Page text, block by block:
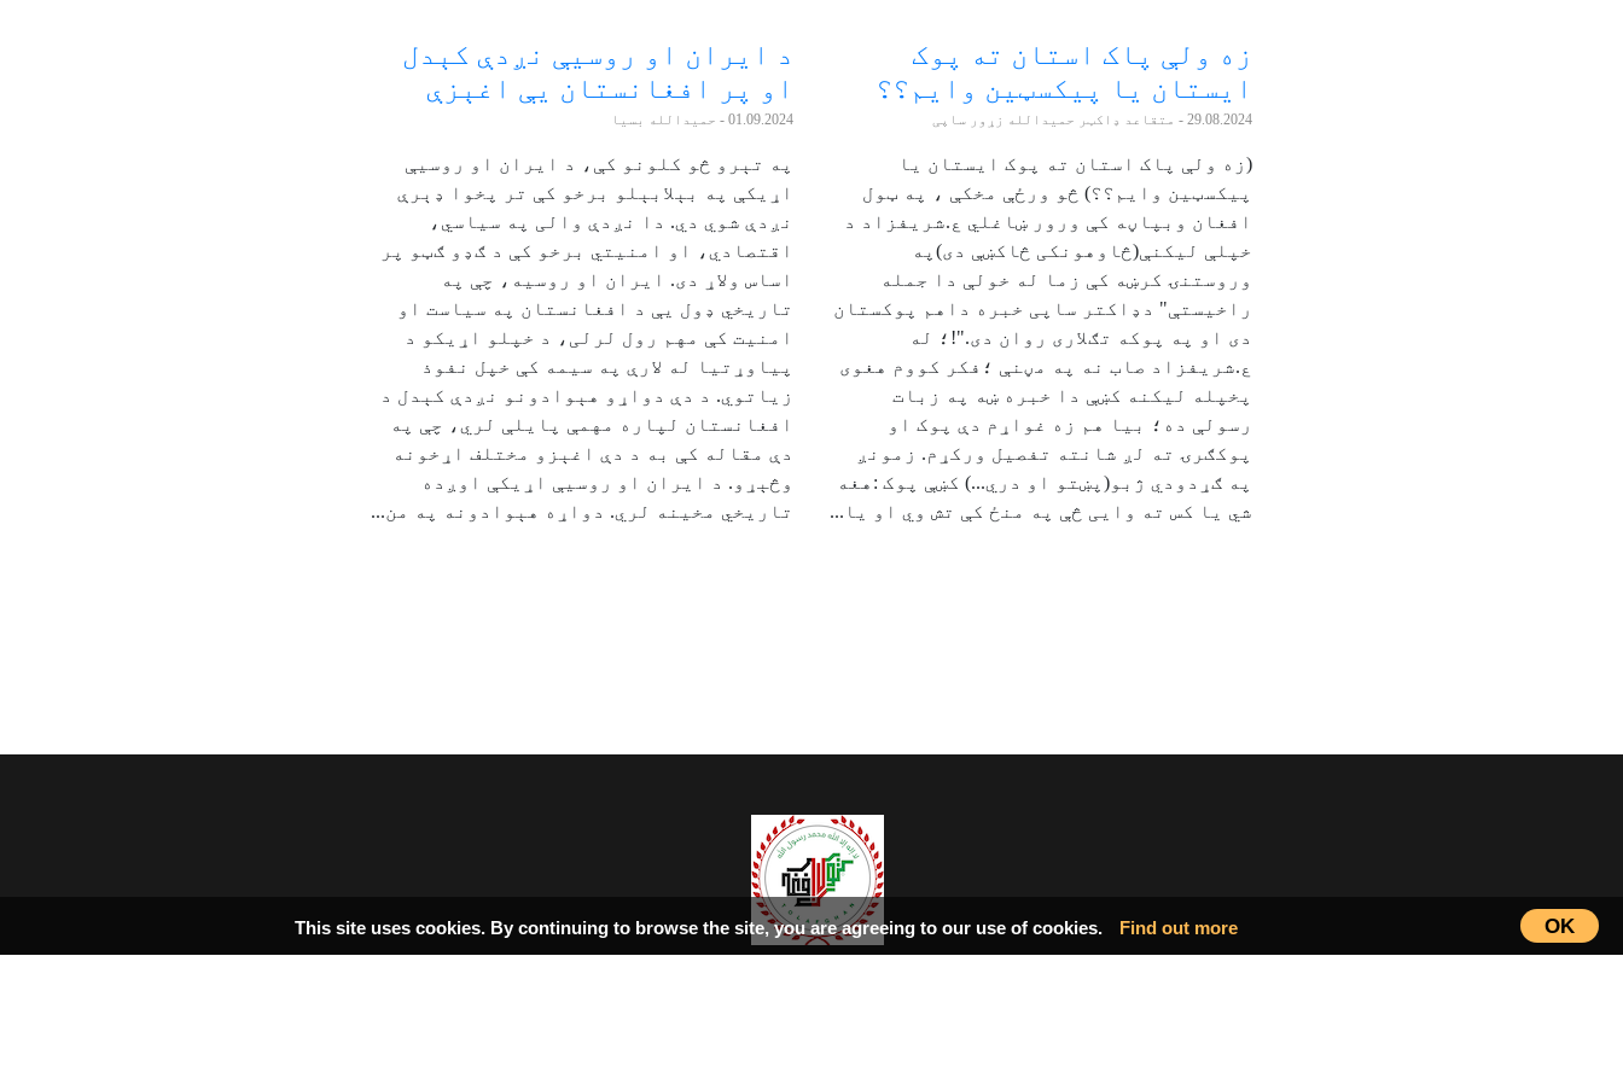
زه ولې پاک استان ته پوک
ایستان یا پیکسټین وایم؟؟
29.08.2024 - متقاعد ډاکټر حمیدالله زړور ساپی
(زه ولې پاک استان ته پوک ایستان یا
پیکسټین وایم؟؟) څو ورځې مخکې ، په ټول
افغان وبپاڼه کې ورور ښاغلي ع.شریفزاد د
خپلې لیکنې(څاوهونکی څاکښې دی)په
وروستنۍ کرښه کې زما له خولې دا جمله
راخیستې" دډاکتر ساپی خبره داهم پوکستان
دی او په پوکه تګلاری روان دی."!؛ له
ع.شریفزاد صاب نه په مڼنې ؛فکر کووم هغوی
پخپله لیکنه کښې دا خبره ښه په زبات
رسولې ده؛ بیا هم زه غواړم دې پوک او
پوکګرۍ ته لږ شانته تفصیل ورکړم. زمونږ
په ګړدودي ژبو(پښتو او دري...) کښې پوک :هغه
شي یا کس ته وایی څې په منځ کې تش وي او یا...
د ایران او روسیې نږدې کېدل
او پر افغانستان یې اغېزې
01.09.2024 - حميدالله بسیا
په تېرو څو کلونو کې، د ایران او روسیې
اړیکې په بېلابېلو برخو کې تر پخوا ډېرې
نږدې شوي دي. دا نږدې والی په سیاسي،
اقتصادي، او امنیتي برخو کې د ګډو ګټو پر
اساس ولاړ دی. ایران او روسیه، چې په
تاریخي ډول یې د افغانستان په سیاست او
امنیت کې مهم رول لرلی، د خپلو اړیکو د
پیاوړتیا له لارې په سیمه کې خپل نفوذ
زیاتوي. د دې دواړو هېوادونو نږدې کېدل د
افغانستان لپاره مهمې پایلې لري، چې په
دې مقاله کې به د دې اغېزو مختلف اړخونه
وڅېړو. د ایران او روسیې اړیکې اوږده
تاریخي مخینه لري. دواړه هېوادونه په من...
OK
This site uses cookies. By continuing to browse the site, you are agreeing to our use of cookies. Find out more